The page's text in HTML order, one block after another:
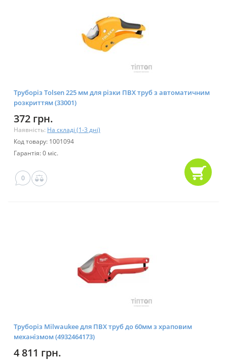
Труборіз Tolsen 225 мм для різки ПВХ труб з автоматичним
розкриттям (33001)
372 грн.
Наявність: На складі (1-3 дні)
Код товару: 1001094
Гарантія: 0 міс.
0
Труборіз Milwaukee для ПВХ труб до 60мм з храповим
механізмом (4932464173)
4 811 грн.